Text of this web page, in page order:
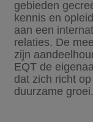
gebieden
kennis en
aan een
relaties. De
zijn
EQT de
dat zich richt
duurzame groei.